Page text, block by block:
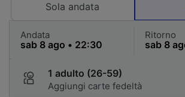
Sola andata
Andata Ritorno
1 adulto (26-59)
Aggiungi carte fedeltà